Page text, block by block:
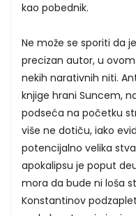
kao pobednik.
Ne može se sporiti da je
precizan autor, u
nekih narativnih niti.
knjige hrani Suncem,
podseća na početku
više ne dotiču, iako
potencijalno velika
apokalipsu je poput
mora da bude ni loša
Konstantinov